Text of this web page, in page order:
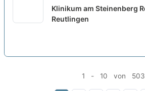
Teilzeit (40%) – Wir
passenden Job für
Klinikum am Steinenberg
Reutlingen
1 - 10 von 503